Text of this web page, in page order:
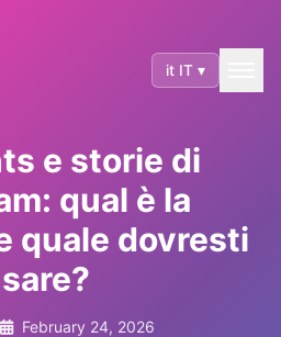
it IT ▾
e storie di
qual è la
quale dovresti
February 24, 2026